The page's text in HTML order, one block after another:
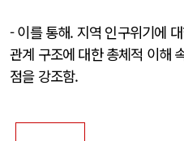
- 이를 통해. 지역 인구위기에
관계 구조에 대한 총체적 이해
점을 강조함.